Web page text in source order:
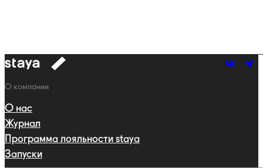
к
Навигация
О компании
О нас
Журнал
Программа лояльности staya
Запуски